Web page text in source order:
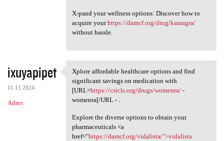
X-pand your wellness options: Discover how to
acquire yourhttps://damcf.org/drug/kamagra/
without hassle.
ixuyapipet
11.11.2024
Adres
Xplore affordable healthcare
Xplore affordable healthcare options and find
significant savings on medication with
[URL=https://csicls.org/drugs/womenra/-
womenra[/URL - .
Explore the diverse options to obtain your
pharmaceuticals <a
href="https://damcf.org/vidalista/">vidalista